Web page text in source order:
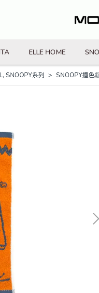
ELLE HOME
, SNOOPY系列 SNOOPY撞色